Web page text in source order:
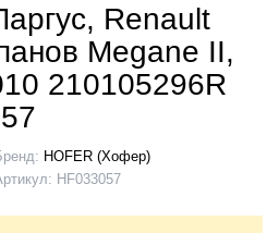
Renault
Megane II,
210105296R
HOFER (Хофер)
HF033057